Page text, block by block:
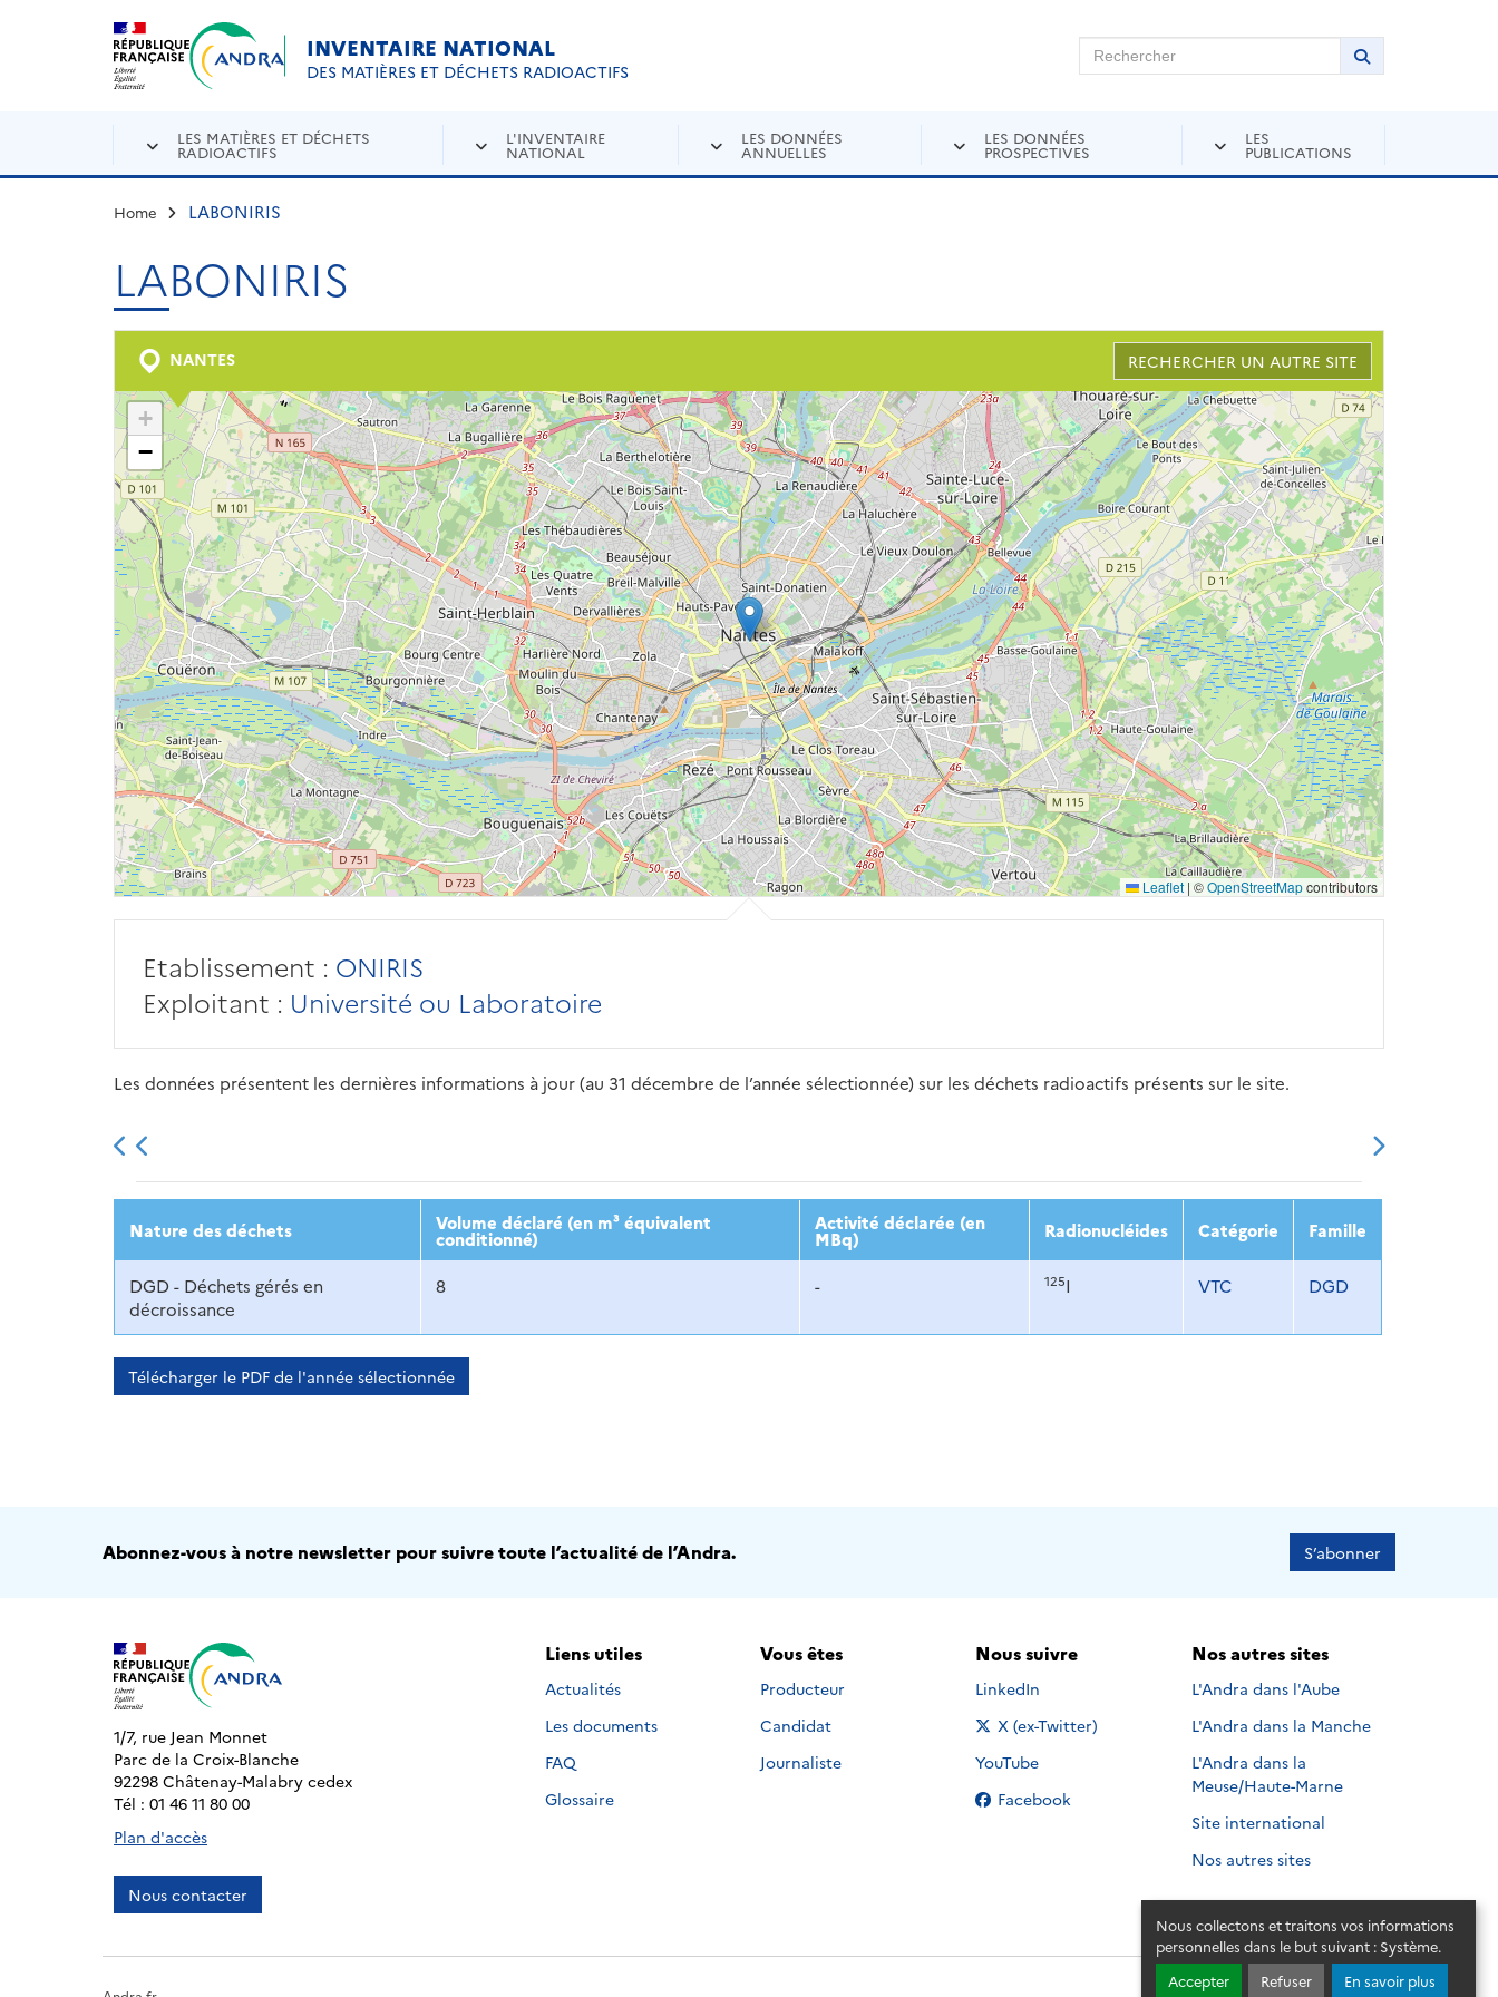
Nous collectons et traitons vos informations
personnelles dans le but suivant : Système.
Accepter
Refuser En savoir plus
Aller au contenu principal
INVENTAIRE NATIONAL
DES MATIÈRES ET DÉCHETS RADIOACTIFS
Rechercher sur Andra Inventaire Rechercher
Lancer la
LES MATIÈRES ET DÉCHETS
RADIOACTIFS
L'INVENTAIRE
NATIONAL
LES DONNÉES
ANNUELLES
LES DONNÉES
PROSPECTIVES
LES
PUBLICATIONS
Home LABONIRIS
LABONIRIS
NANTES RECHERCHER UN AUTRE SITE
+
−
Leaflet | ©OpenStreetMapcontributors
Etablissement : ONIRIS
Exploitant : Université ou Laboratoire
Les données présentent les dernières informations à jour (au 31 décembre de l’année sélectionnée) sur les déchets radioactifs présents sur le site.
2013 2014 2015 2016 2017 2018 2019 2020 2021 2022 2023
Nature des déchets Volume déclaré (en m³ équivalent
conditionné)
Activité déclarée (en
MBq) Radionucléides Catégorie Famille
DGD - Déchets gérés en
décroissance
8 - 125I VTC DGD
Télécharger le PDF de l'année sélectionnée
Abonnez-vous à notre newsletter pour suivre toute l’actualité de l’Andra. S’abonner
1/7, rue Jean Monnet
Parc de la Croix-Blanche
92298 Châtenay-Malabry cedex
Tél : 01 46 11 80 00
Plan d'accès
Nous contacter
Liens utiles
Actualités
Les documents
FAQ
Glossaire
Vous êtes
Producteur
Candidat
Journaliste
Nous suivre
Nous suivre sur
LinkedIn
Nous suivre sur
X (ex-Twitter)
Nous suivre sur
YouTube
Nous suivre sur
Facebook
Nos autres sites
L'Andra dans l'Aube
L'Andra dans la Manche
L'Andra dans la
Meuse/Haute-Marne
Site international
Nos autres sites